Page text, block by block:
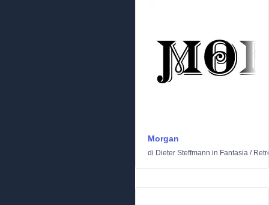
Morgan
di Dieter Steffmann in Fantasia /